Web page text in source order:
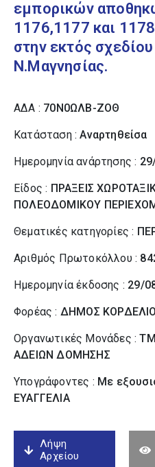
εμπορικών
1176,1177 και
στην εκτός
Ν.Μαγνησίας.
ΑΔΑ : 70Ν0ΩΛΒ-ΖΟΘ
Κατάσταση :Αναρτηθείσα
Ημερομηνία ανάρτησης :
Είδος : ΠΡΑΞΕΙΣ
ΠΟΛΕΟΔΟΜΙΚΟΥ
Θεματικές κατηγορίες :
Αριθμός Πρωτοκόλλου :
Ημερομηνία έκδοσης : 29/
Φορέας : ΔΗΜΟΣ
Οργανωτικές Μονάδες :
ΑΔΕΙΩΝ ΔΟΜΗΣΗΣ
Υπογράφοντες : Με
ΕΥΑΓΓΕΛΙΑ
Λήψη
Αρχείου